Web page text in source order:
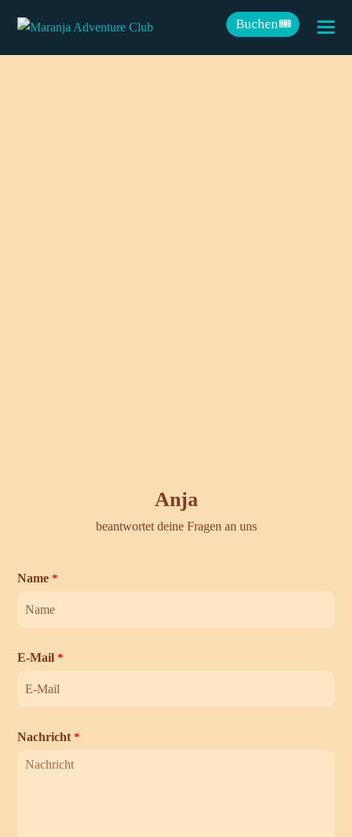
Buchen🎟️
Anja
beantwortet deine Fragen an uns
Name*
E-Mail*
Nachricht*